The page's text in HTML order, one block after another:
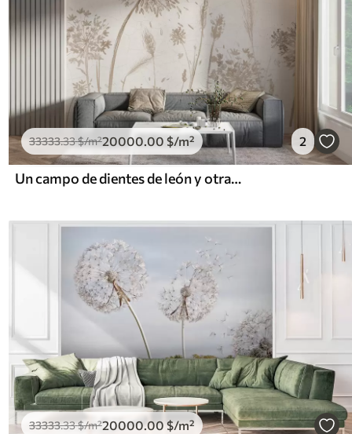
33333.33$/m²20000 .00 $/m² 2
Un campo de dientes de león y otras flores silvestres sobre un fondo suave y brumoso
33333.33$/m²20000.00 $/m²